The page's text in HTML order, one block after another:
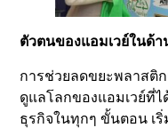
ตัวตนของแอมเวย์ในด้
การช่วยลดขยะพลาสติ
ดูแลโลกของแอมเวย์ที่ไ
ธุรกิจในทุกๆ ขั้นตอน เ